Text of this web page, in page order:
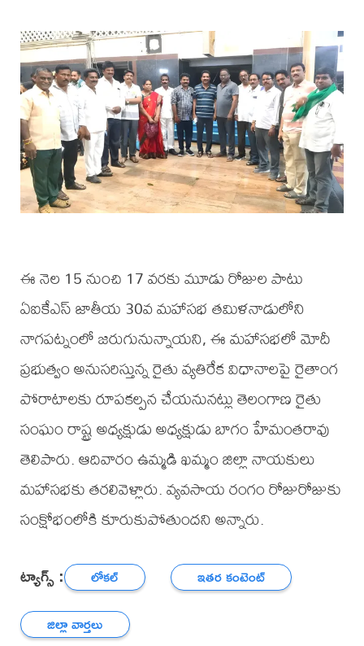
ఈ నెల 15 నుంచి 17 వరకు మూడు రోజుల పాటు
ఏఐకేఎస్ జాతీయ 30వ మహాసభ తమిళనాడులోని
నాగపట్నంలో జరుగునున్నాయని, ఈ మహాసభలో మోదీ
ప్రభుత్వం అనుసరిస్తున్న రైతు వ్యతిరేక విధానాలపై రైతాంగ
పోరాటాలకు రూపకల్పన చేయనునట్లు తెలంగాణ రైతు
సంఘం రాష్ట్ర అధ్యక్షుడు అధ్యక్షుడు బాగం హేమంతరావు
తెలిపారు. ఆదివారం ఉమ్మడి ఖమ్మం జిల్లా నాయకులు
మహాసభకు తరలివెళ్లారు. వ్యవసాయ రంగం రోజురోజుకు
సంక్షోభంలోకి కూరుకుపోతుందని అన్నారు.
ట్యాగ్స్ : లోకల్
ఇతర కంటెంట్
జిల్లా వార్తలు